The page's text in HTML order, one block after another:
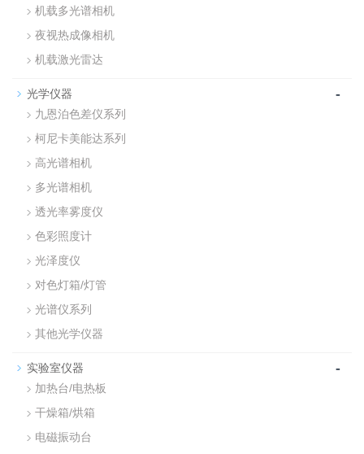
机载多光谱相机
夜视热成像相机
机载激光雷达
光学仪器 -
九恩泊色差仪系列
柯尼卡美能达系列
高光谱相机
多光谱相机
透光率雾度仪
色彩照度计
光泽度仪
对色灯箱/灯管
光谱仪系列
其他光学仪器
实验室仪器 -
加热台/电热板
干燥箱/烘箱
电磁振动台